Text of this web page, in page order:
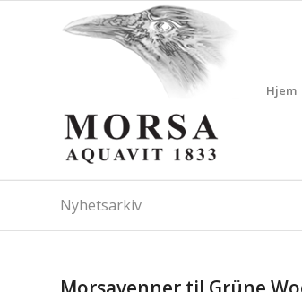
Hjem
Nyhetsarkiv